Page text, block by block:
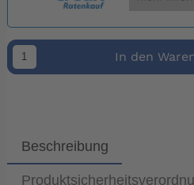
In den
Beschreibung